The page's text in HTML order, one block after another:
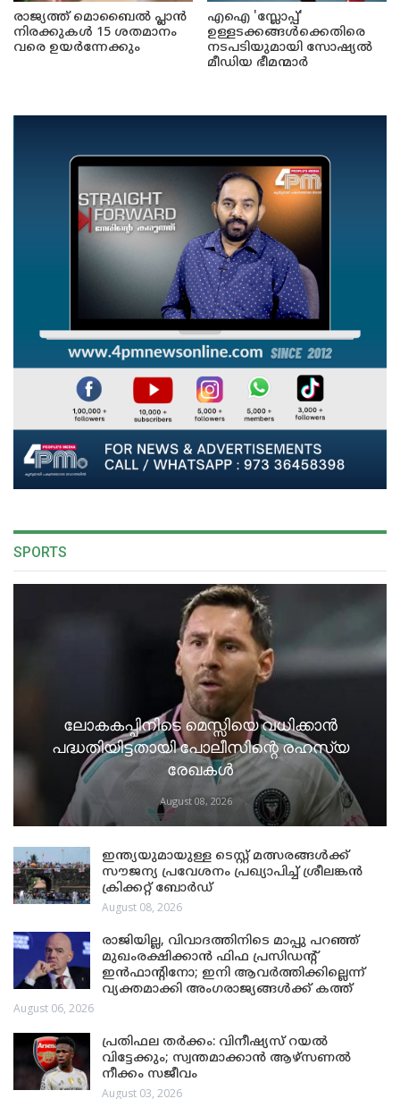
രാജ്യത്ത് മൊബൈൽ പ്ലാൻ
നിരക്കുകൾ 15 ശതമാനം
വരെ ഉയർന്നേക്കും
എഐ 'സ്ലോപ്പ്'
ഉള്ളടക്കങ്ങൾക്കെതിരെ
നടപടിയുമായി സോഷ്യൽ
മീഡിയ ഭീമന്മാർ
SPORTS
ലോകകപ്പിനിടെ മെസ്സിയെ വധിക്കാൻ
പദ്ധതിയിട്ടതായി പോലീസിന്റെ രഹസ്യ
രേഖകൾ
August 08, 2026
ഇന്ത്യയുമായുള്ള ടെസ്റ്റ് മത്സരങ്ങൾക്ക്
സൗജന്യ പ്രവേശനം പ്രഖ്യാപിച്ച് ശ്രീലങ്കൻ
ക്രിക്കറ്റ് ബോർഡ്
August 08, 2026
രാജിയില്ല, വിവാദത്തിനിടെ മാപ്പു പറഞ്ഞ്
മുഖംരക്ഷിക്കാൻ ഫിഫ പ്രസിഡന്റ്
ഇൻഫാന്റിനോ; ഇനി ആവർത്തിക്കില്ലെന്ന്
വ്യക്തമാക്കി അംഗരാജ്യങ്ങൾക്ക് കത്ത്
August 06, 2026
പ്രതിഫല തർക്കം: വിനീഷ്യസ് റയൽ
വിട്ടേക്കും; സ്വന്തമാക്കാൻ ആഴ്സണൽ
നീക്കം സജീവം
August 03, 2026